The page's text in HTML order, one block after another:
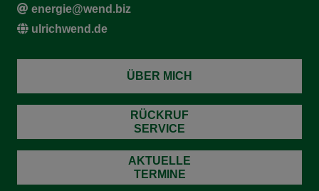
energie@wend.biz
ulrichwend.de
ÜBER MICH
RÜCKRUF
SERVICE
AKTUELLE
TERMINE